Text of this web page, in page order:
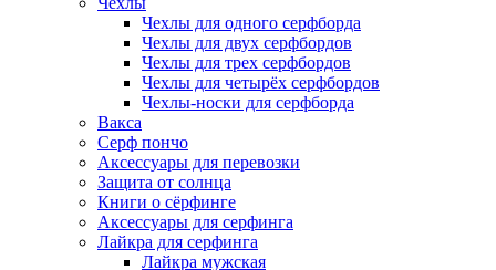
Чехлы для одного серфборда
Чехлы для двух серфбордов
Чехлы для трех серфбордов
Чехлы для четырёх серфбордов
Чехлы-носки для серфборда
Вакса
Серф пончо
Аксессуары для перевозки
Защита от солнца
Книги о сёрфинге
Аксессуары для серфинга
Лайкра для серфинга
Лайкра мужская